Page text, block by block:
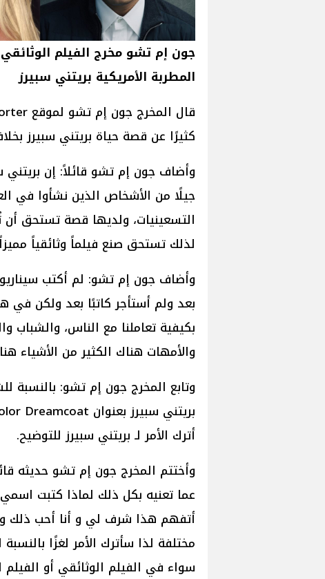
جون إم تشو مخرج الفيلم
المطربة الأمريكية بريتني سبيرز
كثيرًا عن قصة حياة بريتني سبيرز
وأضاف جون إم تشو قائلاً: إن
جيلًا من الأشخاص الذين نشأوا في
التسعينيات، ولديها قصة تستحق
لذلك تستحق صنع فيلماً وثائقياً
وأضاف جون إم تشو: لم أكتب
بعد ولم أستأجر كاتبًا بعد ولكن في
بكيفية تعاملنا مع الناس، والشباب
والأمهات هناك الكثير من الأشياء
وتابع المخرج جون إم تشو: بالنسبة
أترك الأمر لـ بريتني سبيرز للتوضيح.
وأختتم المخرج جون إم تشو حديثه
عما تعنيه بكل ذلك لماذا كتبت
أتفهم هذا شرف لي و أنا أحب ذلك
مختلفة لذا سأترك الأمر لغزًا
سواء في الفيلم الوثائقي أو الفيلم